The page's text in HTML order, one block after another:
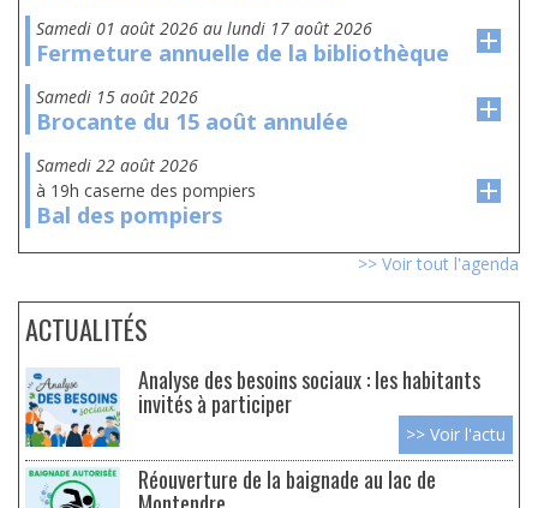
samedi 01 août 2026 au lundi 17 août 2026
Fermeture annuelle de la bibliothèque
samedi 15 août 2026
Brocante du 15 août annulée
samedi 22 août 2026
à 19h caserne des pompiers
Bal des pompiers
>> Voir tout l'agenda
ACTUALITÉS
Analyse des besoins sociaux : les habitants
invités à participer
>> Voir l'actu
Réouverture de la baignade au lac de